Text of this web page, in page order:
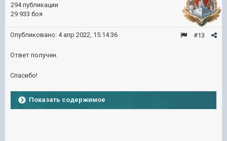
294 публикации
29 933 боя
#13
Опубликовано: 4 апр 2022, 15:14:36
Ответ получен.
Спасибо!
Показать содержимое